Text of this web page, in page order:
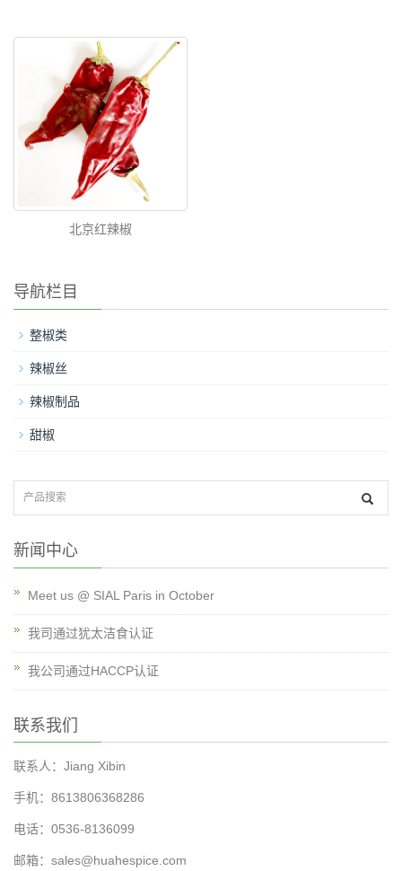
北京红辣椒
导航栏目
整椒类
辣椒丝
辣椒制品
甜椒
新闻中心
Meet us @ SIAL Paris in October
我司通过犹太洁食认证
我公司通过HACCP认证
联系我们
联系人：Jiang Xibin
手机：8613806368286
电话：0536-8136099
邮箱： sales@huahespice.com